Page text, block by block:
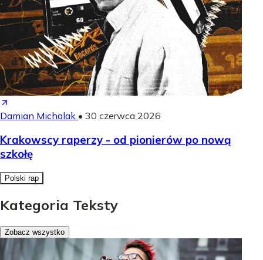
Damian Michalak • 30 czerwca 2026
Krakowscy raperzy - od pionierów po nową
szkołę
Polski rap
Kategoria Teksty
Zobacz wszystko